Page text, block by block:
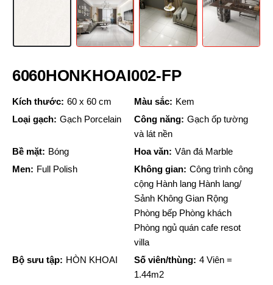
6060HONKHOAI002-FP
Kích thước: 60 x 60 cm Màu sắc: Kem
Loại gạch: Gạch Porcelain Công năng: Gạch ốp tường
và lát nền
Bề mặt: Bóng Hoa văn: Vân đá Marble
Men: Full Polish Không gian: Công trình công
cộng Hành lang Hành lang/
Sảnh Không Gian Rộng
Phòng bếp Phòng khách
Phòng ngủ quán cafe resot
villa
Bộ sưu tập: HÒN KHOAI Số viên/thùng: 4 Viên =
1.44m2